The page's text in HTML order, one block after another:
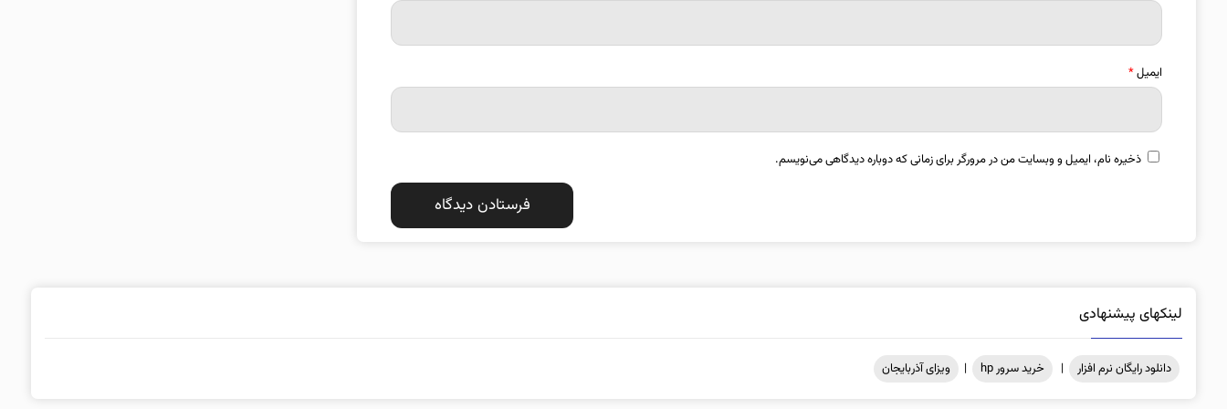
ایمیل*
ذخیره نام، ایمیل و وبسایت من در مرورگر برای زمانی که دوباره دیدگاهی می‌نویسم.
لینکهای پیشنهادی
دانلود رایگان نرم افزار | خرید سرور hp | ویزای آذربایجان